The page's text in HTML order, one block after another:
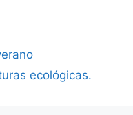
ecológicas.